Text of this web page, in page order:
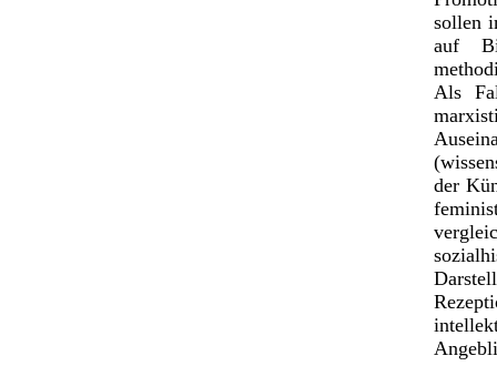
sollen
auf
Als
der